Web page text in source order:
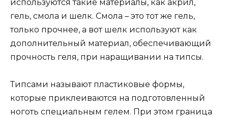
используются такие материалы, как акрил,
гель, смола и шелк. Смола – это тот же гель,
только прочнее, а вот шелк используют как
дополнительный материал, обеспечивающий
прочность геля, при наращивании на типсы.
Типсами называют пластиковые формы,
которые приклеиваются на подготовленный
ноготь специальным гелем. При этом граница